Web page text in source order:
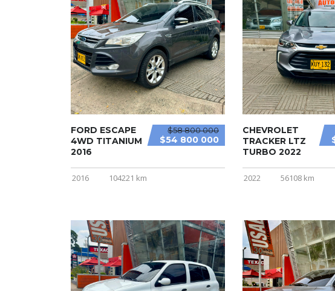
$58 800 000
$54 800 000
FORD ESCAPE
4WD TITANIUM
2016
2016 104221 km
CHEVROLET
TRACKER LTZ
TURBO 2022
2022 56108 km